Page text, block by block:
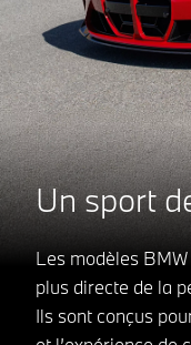
Un sport
Les modèles
plus directe de la
Ils sont conçus